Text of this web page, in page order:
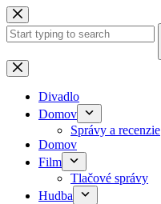
Skip
to
content
No
results
Divadlo
Domov
Správy a recenzie
Domov
Film
Tlačové správy
Hudba